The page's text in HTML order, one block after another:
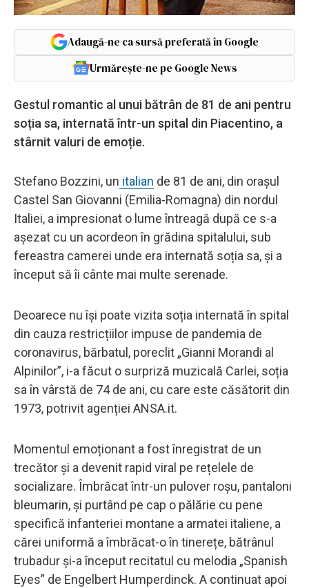
Adaugă-ne ca sursă preferată în Google
Urmărește-ne pe Google News
Gestul romantic al unui bătrân de 81 de ani pentru
soția sa, internată într-un spital din Piacentino, a
stârnit valuri de emoție.
Stefano Bozzini, un italian de 81 de ani, din orașul
Castel San Giovanni (Emilia-Romagna) din nordul
Italiei, a impresionat o lume întreagă după ce s-a
așezat cu un acordeon în grădina spitalului, sub
fereastra camerei unde era internată soția sa, și a
început să îi cânte mai multe serenade.
Deoarece nu își poate vizita soția internată în spital
din cauza restricțiilor impuse de pandemia de
coronavirus, bărbatul, poreclit „Gianni Morandi al
Alpinilor”, i-a făcut o surpriză muzicală Carlei, soția
sa în vârstă de 74 de ani, cu care este căsătorit din
1973, potrivit agenției ANSA.it.
Momentul emoționant a fost înregistrat de un
trecător și a devenit rapid viral pe rețelele de
socializare. Îmbrăcat într-un pulover roșu, pantaloni
bleumarin, și purtând pe cap o pălărie cu pene
specifică infanteriei montane a armatei italiene, a
cărei uniformă a îmbrăcat-o în tinerețe, bătrânul
trubadur și-a început recitatul cu melodia „Spanish
Eyes” de Engelbert Humperdinck. A continuat apoi